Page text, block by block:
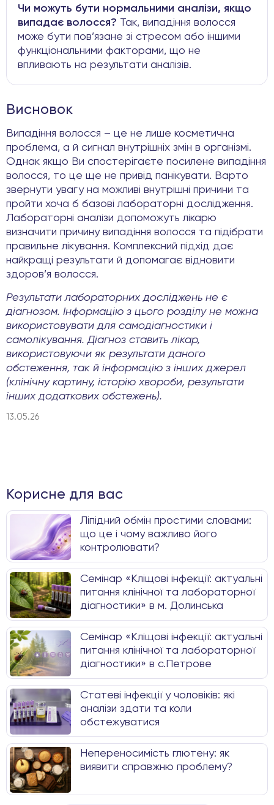
Чи можуть бути нормальними аналізи, якщо
випадає волосся? Так, випадіння волосся
може бути пов’язане зі стресом або іншими
функціональними факторами, що не
впливають на результати аналізів.
Висновок
Випадіння волосся – це не лише косметична
проблема, а й сигнал внутрішніх змін в організмі.
Однак якщо Ви спостерігаєте посилене випадіння
волосся, то це ще не привід панікувати. Варто
звернути увагу на можливі внутрішні причини та
пройти хоча б базові лабораторні дослідження.
Лабораторні аналізи допоможуть лікарю
визначити причину випадіння волосся та підібрати
правильне лікування. Комплексний підхід дає
найкращі результати й допомагає відновити
здоров’я волосся.
Результати лабораторних досліджень не є
діагнозом. Інформацію з цього розділу не можна
використовувати для самодіагностики і
самолікування. Діагноз ставить лікар,
використовуючи як результати даного
обстеження, так й інформацію з інших джерел
(клінічну картину, історію хвороби, результати
інших додаткових обстежень).
13.05.26
Корисне для вас
Ліпідний обмін простими словами:
що це і чому важливо його
контролювати?
Семінар «Кліщові інфекції: актуальні
питання клінічної та лабораторної
діагностики» в м. Долинська
Семінар «Кліщові інфекції: актуальні
питання клінічної та лабораторної
діагностики» в с.Петрове
Статеві інфекції у чоловіків: які
аналізи здати та коли
обстежуватися
Непереносимість глютену: як
виявити справжню проблему?